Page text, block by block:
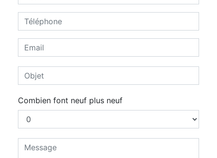
Combien font neuf plus neuf